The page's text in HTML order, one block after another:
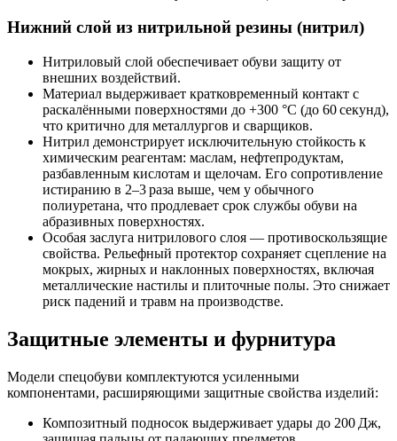
Нижний слой из нитрильной резины (нитрил)
Нитриловый слой обеспечивает обуви защиту от
внешних воздействий.
Материал выдерживает кратковременный контакт с
раскалёнными поверхностями до +300 °C (до 60 секунд),
что критично для металлургов и сварщиков.
Нитрил демонстрирует исключительную стойкость к
химическим реагентам: маслам, нефтепродуктам,
разбавленным кислотам и щелочам. Его сопротивление
истиранию в 2–3 раза выше, чем у обычного
полиуретана, что продлевает срок службы обуви на
абразивных поверхностях.
Особая заслуга нитрилового слоя — противоскользящие
свойства. Рельефный протектор сохраняет сцепление на
мокрых, жирных и наклонных поверхностях, включая
металлические настилы и плиточные полы. Это снижает
риск падений и травм на производстве.
Защитные элементы и фурнитура
Модели спецобуви комплектуются усиленными
компонентами, расширяющими защитные свойства изделий:
Композитный подносок выдерживает удары до 200 Дж,